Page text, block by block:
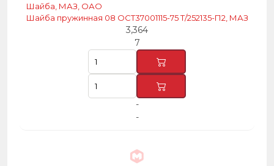
Шайба, МАЗ, ОАО
Шайба пружинная 08 ОСТ37001115-75 Т/252135-П2, МАЗ
3,364
7
-
-